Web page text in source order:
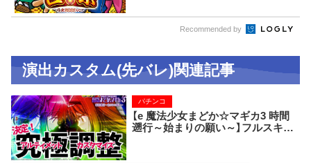
Recommended by
演出カスタム(先バレ)関連記事
【e 魔法少女まどか☆マギカ3 時間
遡行～始まりの願い～】フルスキッ
パチンコ